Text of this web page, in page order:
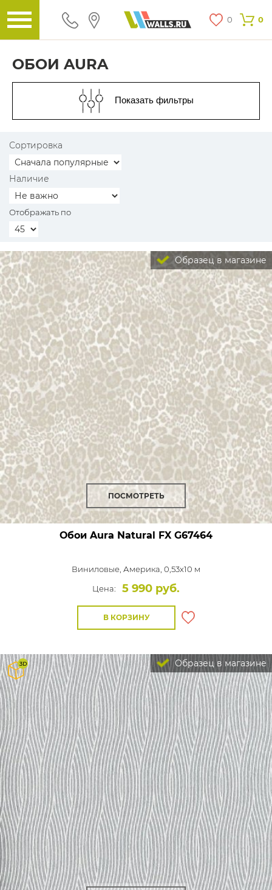
0 0
ОБОИ AURA
Показать фильтры
Сортировка
Наличие
Отображать по
Образец в магазине
ПОСМОТРЕТЬ
Обои Aura Natural FXG67464
Виниловые, Америка, 0,53x10 м
Цена:
5 990 руб.
В КОРЗИНУ
Образец в магазине